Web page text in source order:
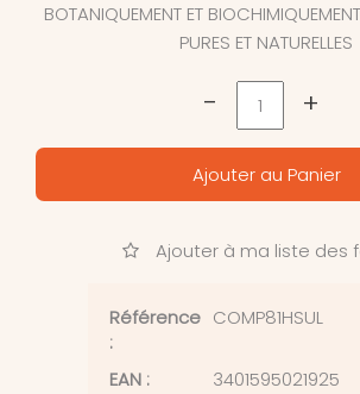
BOTANIQUEMENT ET
PURES ET NATURELLES
- +
Ajouter au Panier
Ajouter à ma liste des
Référence
:
COMP81HSUL
EAN :
3401595021925